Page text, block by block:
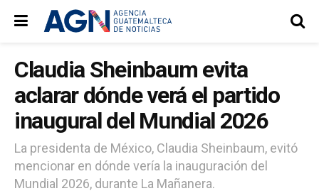
Claudia Sheinbaum evita
aclarar dónde verá el partido
inaugural del Mundial 2026
La presidenta de México, Claudia Sheinbaum, evitó
mencionar en dónde vería la inauguración del
Mundial 2026, durante La Mañanera.